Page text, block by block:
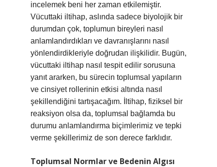
incelemek beni her zaman etkilemiştir.
Vücuttaki iltihap, aslında sadece biyolojik bir
durumdan çok, toplumun bireyleri nasıl
anlamlandırdıkları ve davranışlarını nasıl
yönlendirdikleriyle doğrudan ilişkilidir. Bugün,
vücuttaki iltihap nasıl tespit edilir sorusuna
yanıt ararken, bu sürecin toplumsal yapıların
ve cinsiyet rollerinin etkisi altında nasıl
şekillendiğini tartışacağım. İltihap, fiziksel bir
reaksiyon olsa da, toplumsal bağlamda bu
durumu anlamlandırma biçimlerimiz ve tepki
verme şekillerimiz de son derece farklıdır.
Toplumsal Normlar ve Bedenin Algısı